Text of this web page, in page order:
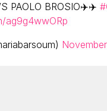
PAOLO BROSIO✈️✈️
ag9g4wwORp